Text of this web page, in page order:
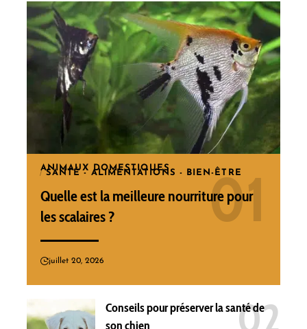
ANIMAUX DOMESTIQUES
SANTÉ - ALIMENTATIONS - BIEN-ÊTRE
Quelle est la meilleure nourriture pour
les scalaires ?
juillet 20, 2026
Conseils pour préserver la santé de
son chien